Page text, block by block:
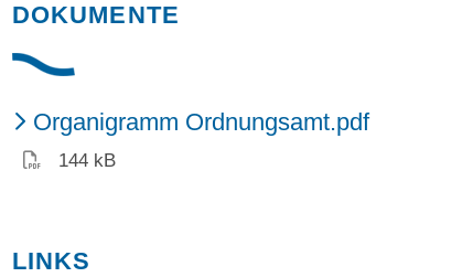
DOKUMENTE
Organigramm Ordnungsamt.pdf(PDF)
144 kB
LINKS